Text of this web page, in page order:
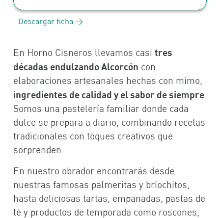
Descargar ficha >
En Horno Cisneros llevamos casi tres
décadas endulzando Alcorcón con
elaboraciones artesanales hechas con mimo,
ingredientes de calidad y el sabor de siempre.
Somos una pastelería familiar donde cada
dulce se prepara a diario, combinando recetas
tradicionales con toques creativos que
sorprenden.
En nuestro obrador encontrarás desde
nuestras famosas palmeritas y briochitos,
hasta deliciosas tartas, empanadas, pastas de
té y productos de temporada como roscones,